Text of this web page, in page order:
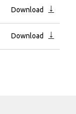
Download
Download